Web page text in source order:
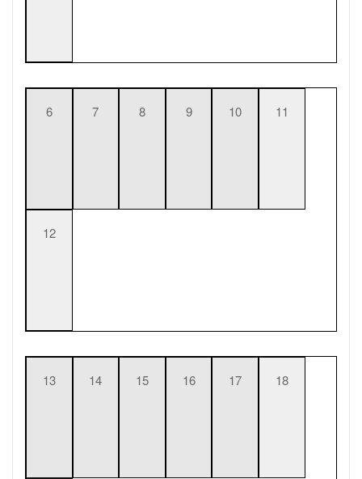
6 7 8 9 10 11
12
13 14 15 16 17 18